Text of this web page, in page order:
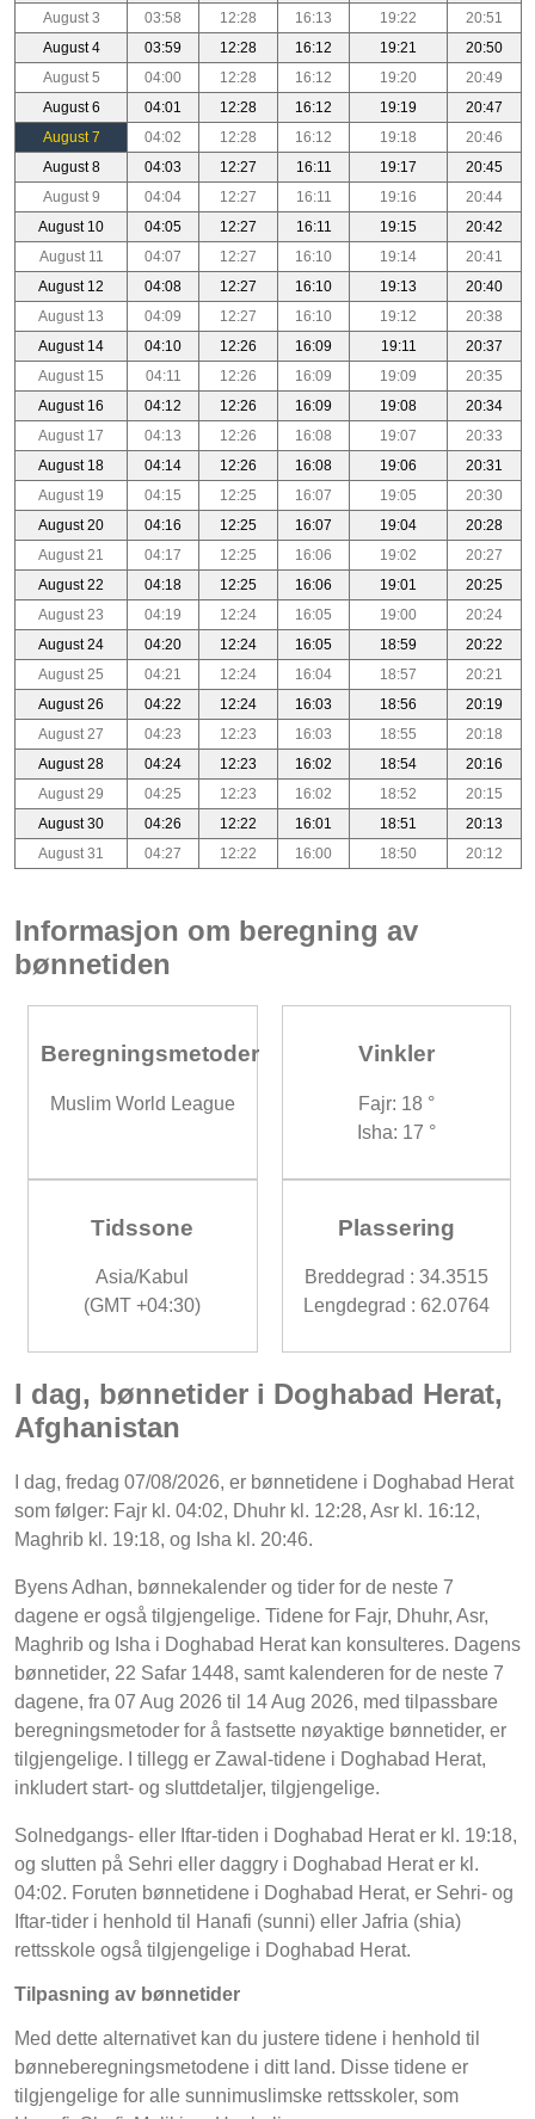
August 3
03:58 12:28 16:13 19:22
20:51
August 4
03:59 12:28 16:12 19:21
20:50
August 5
04:00 12:28 16:12 19:20
20:49
August 6
04:01 12:28 16:12 19:19
20:47
August 7
04:02 12:28 16:12 19:18
20:46
August 8
04:03 12:27 16:11 19:17
20:45
August 9
04:04 12:27 16:11 19:16
20:44
August 10
04:05 12:27 16:11 19:15
20:42
August 11
04:07 12:27 16:10 19:14
20:41
August 12
04:08 12:27 16:10 19:13
20:40
August 13
04:09 12:27 16:10 19:12
20:38
August 14
04:10 12:26 16:09 19:11
20:37
August 15
04:11 12:26 16:09 19:09
20:35
August 16
04:12 12:26 16:09 19:08
20:34
August 17
04:13 12:26 16:08 19:07
20:33
August 18
04:14 12:26 16:08 19:06
20:31
August 19
04:15 12:25 16:07 19:05
20:30
August 20
04:16 12:25 16:07 19:04
20:28
August 21
04:17 12:25 16:06 19:02
20:27
August 22
04:18 12:25 16:06 19:01
20:25
August 23
04:19 12:24 16:05 19:00
20:24
August 24
04:20 12:24 16:05 18:59
20:22
August 25
04:21 12:24 16:04 18:57
20:21
August 26
04:22 12:24 16:03 18:56
20:19
August 27
04:23 12:23 16:03 18:55
20:18
August 28
04:24 12:23 16:02 18:54
20:16
August 29
04:25 12:23 16:02 18:52
20:15
August 30
04:26 12:22 16:01 18:51
20:13
August 31
04:27 12:22 16:00 18:50 20:12
Informasjon om beregning av
bønnetiden
Beregningsmetoder
Muslim World League
Vinkler
Fajr: 18 °
Isha: 17 °
Tidssone
Asia/Kabul
(GMT +04:30)
Plassering
Breddegrad : 34.3515
Lengdegrad : 62.0764
I dag, bønnetider i Doghabad Herat,
Afghanistan
I dag, fredag 07/08/2026, er bønnetidene i Doghabad Herat
som følger: Fajr kl. 04:02, Dhuhr kl. 12:28, Asr kl. 16:12,
Maghrib kl. 19:18, og Isha kl. 20:46.
Byens Adhan, bønnekalender og tider for de neste 7
dagene er også tilgjengelige. Tidene for Fajr, Dhuhr, Asr,
Maghrib og Isha i Doghabad Herat kan konsulteres. Dagens
bønnetider, 22 Safar 1448, samt kalenderen for de neste 7
dagene, fra 07 Aug 2026 til 14 Aug 2026, med tilpassbare
beregningsmetoder for å fastsette nøyaktige bønnetider, er
tilgjengelige. I tillegg er Zawal-tidene i Doghabad Herat,
inkludert start- og sluttdetaljer, tilgjengelige.
Solnedgangs- eller Iftar-tiden i Doghabad Herat er kl. 19:18,
og slutten på Sehri eller daggry i Doghabad Herat er kl.
04:02. Foruten bønnetidene i Doghabad Herat, er Sehri- og
Iftar-tider i henhold til Hanafi (sunni) eller Jafria (shia)
rettsskole også tilgjengelige i Doghabad Herat.
Tilpasning av bønnetider
Med dette alternativet kan du justere tidene i henhold til
bønneberegningsmetodene i ditt land. Disse tidene er
tilgjengelige for alle sunnimuslimske rettsskoler, som